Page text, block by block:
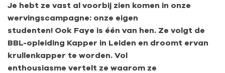
Je hebt ze vast al voorbij zien komen in onze
wervingscampagne: onze eigen
studenten! Ook Faye is één van hen. Ze volgt de
BBL-opleiding Kapper in Leiden en droomt ervan
krullenkapper te worden. Vol
enthousiasme vertelt ze waarom ze